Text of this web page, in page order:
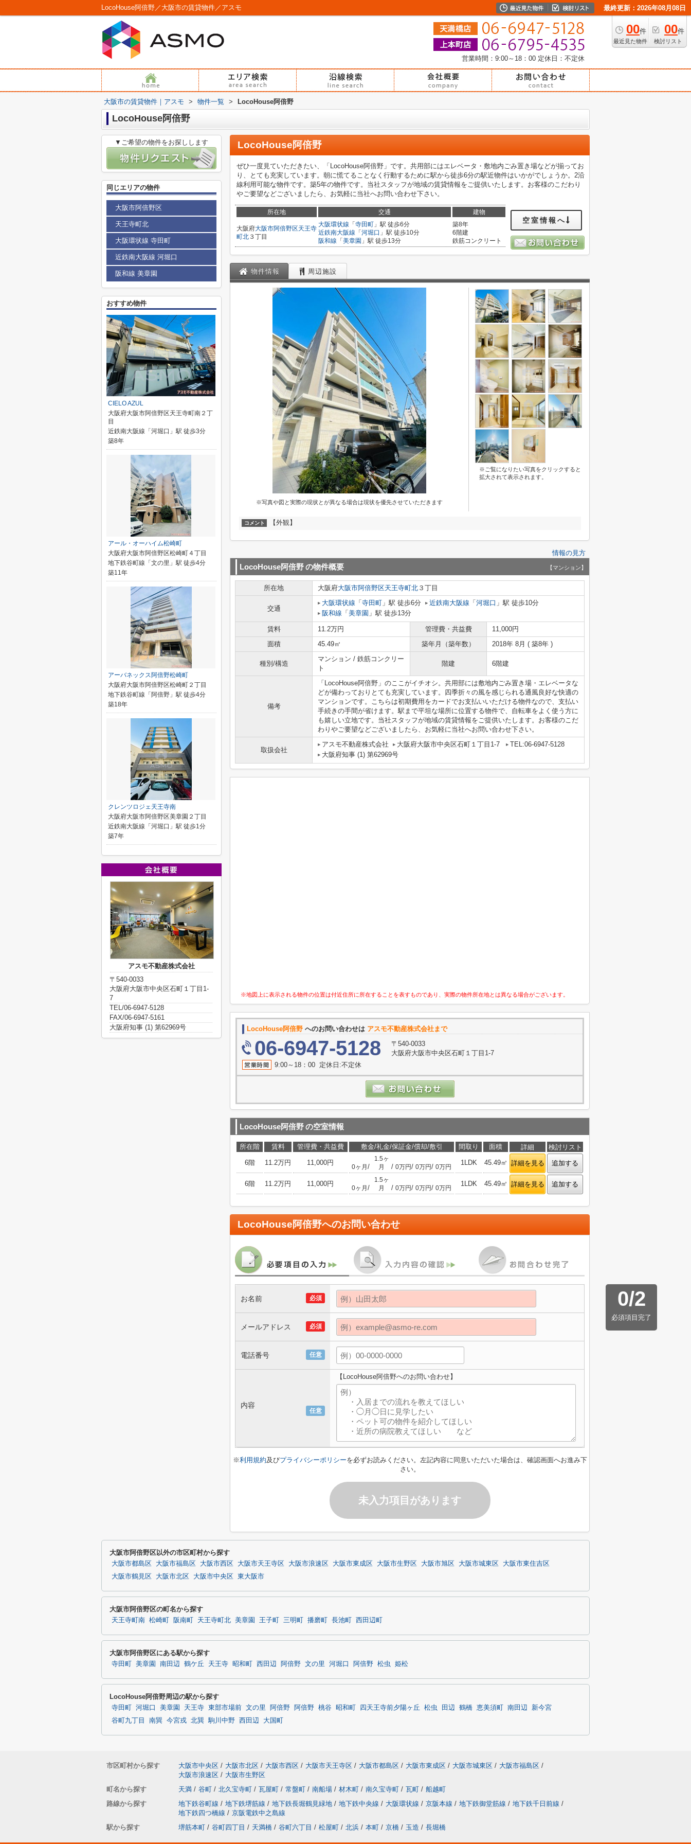
LocoHouse阿倍野／大阪市の賃貸物件／アスモ 最終更新：2026年08月08日
00件
最近見た物件
00件
検討リスト
営業時間：9:00～18：00 定休日：不定休
大阪市の賃貸物件｜アスモ > 物件一覧 > LocoHouse阿倍野
LocoHouse阿倍野
LocoHouse阿倍野
ぜひ一度見ていただきたい、「LocoHouse阿倍野」です。共用部にはエレベータ・敷地内ごみ置き場などが揃ってお
り、とても充実しています。朝に慌てることなく行動するために駅から徒歩6分の駅近物件はいかがでしょうか。2沿
線利用可能な物件です。築5年の物件です。当社スタッフが地域の賃貸情報をご提供いたします。お客様のこだわり
やご要望などございましたら、お気軽に当社へお問い合わせ下さい。
所在地 交通 建物
大阪府大阪市阿倍野区天王寺
町北 ３丁目
大阪環状線 「 寺田町 」駅 徒歩6分
近鉄南大阪線 「 河堀口 」駅 徒歩10分
阪和線 「 美章園 」駅 徒歩13分
築8年
6階建
鉄筋コンクリート
空室情報へ
物件情報 周辺施設
※写真や図と実際の現状とが異なる場合は現状を優先させていただきます
※ご覧になりたい写真をクリックすると
拡大されて表示されます。
コメント 【外観】
情報の見方
LocoHouse阿倍野の物件概要 【マンション】
所在地 大阪府大阪市阿倍野区天王寺町北 ３丁目
交通
大阪環状線 「 寺田町 」駅 徒歩6分 近鉄南大阪線 「 河堀口 」駅 徒歩10分
阪和線 「 美章園 」駅 徒歩13分
賃料 11.2万円 管理費・共益費
11,000円
面積
45.49㎡ 築年月（築年数） 2018年 8月 ( 築8年 )
種別/構造
マンション / 鉄筋コンクリー
ト
階建 6階建
備考
「LocoHouse阿倍野」のここがイチオシ。共用部には敷地内ごみ置き場・エレベータな
どが備わっておりとても充実しています。四季折々の風を感じられる通風良好な快適の
マンションです。こちらは初期費用をカードでお支払いいただける物件なので、支払い
手続きの手間が省けます。駅まで平坦な場所に位置する物件で、自転車をよく使う方に
も嬉しい立地です。当社スタッフが地域の賃貸情報をご提供いたします。お客様のこだ
わりやご要望などございましたら、お気軽に当社へお問い合わせ下さい。
取扱会社
アスモ不動産株式会社 大阪府大阪市中央区石町１丁目1-7
TEL:06-6947-5128
大阪府知事 (1) 第62969号
※地図上に表示される物件の位置は付近住所に所在することを表すものであり、実際の物件所在地とは異なる場合がございます。
LocoHouse阿倍野 へのお問い合わせは アスモ不動産株式会社まで
06-6947-5128
〒540-0033
大阪府大阪市中央区石町１丁目1-7
9:00～18：00 定休日:不定休
LocoHouse阿倍野の空室情報
所在階 賃料 管理費・共益費 敷金/礼金/保証金/償却/敷引 間取り 面積 詳細
検討リスト
6階
11.2万円 11,000円
0ヶ月 /
1.5ヶ
月
/ 0万円/ 0万円/ 0万円
1LDK 45.49㎡ 詳細を見る 追加する
6階 11.2万円 11,000円
0ヶ月 /
1.5ヶ
月
/ 0万円/ 0万円/ 0万円
1LDK 45.49㎡ 詳細を見る 追加する
LocoHouse阿倍野へのお問い合わせ
0/2
必須項目完了
必須
お名前
必須
メールアドレス
任意
電話番号
任意
内容
【LocoHouse阿倍野へのお問い合わせ】
※利用規約及びプライバシーポリシーを必ずお読みください。左記内容に同意いただいた場合は、確認画面へお進み下
さい。
未入力項目があります
▼ご希望の物件をお探しします
同じエリアの物件
大阪市阿倍野区
天王寺町北
大阪環状線 寺田町
近鉄南大阪線 河堀口
阪和線 美章園
おすすめ物件
CIELO AZUL
大阪府大阪市阿倍野区天王寺町南２丁
目
近鉄南大阪線「河堀口」駅 徒歩3分
築8年
アール・オーハイム松崎町
大阪府大阪市阿倍野区松崎町４丁目
地下鉄谷町線「文の里」駅 徒歩4分
築11年
アーバネックス阿倍野松崎町
大阪府大阪市阿倍野区松崎町２丁目
地下鉄谷町線「阿倍野」駅 徒歩4分
築18年
クレンツロジェ天王寺南
大阪府大阪市阿倍野区美章園２丁目
近鉄南大阪線「河堀口」駅 徒歩1分
築7年
アスモ不動産株式会社
〒540-0033
大阪府大阪市中央区石町１丁目1-
7
TEL/06-6947-5128
FAX/06-6947-5161
大阪府知事 (1) 第62969号
大阪市阿倍野区以外の市区町村から探す
大阪市都島区 大阪市福島区 大阪市西区 大阪市天王寺区 大阪市浪速区 大阪市東成区 大阪市生野区 大阪市旭区 大阪市城東区
大阪市東住吉区
大阪市鶴見区
大阪市北区 大阪市中央区 東大阪市
大阪市阿倍野区の町名から探す
天王寺町南 松崎町 阪南町 天王寺町北 美章園 王子町 三明町 播磨町 長池町 西田辺町
大阪市阿倍野区にある駅から探す
寺田町 美章園 南田辺 鶴ケ丘 天王寺 昭和町 西田辺 阿倍野 文の里 河堀口 阿倍野 松虫 姫松
LocoHouse阿倍野周辺の駅から探す
寺田町 河堀口 美章園 天王寺 東部市場前 文の里 阿倍野 阿倍野 桃谷 昭和町 四天王寺前夕陽ヶ丘 松虫 田辺 鶴橋 恵美須町 南田辺
新今宮
谷町九丁目
南巽 今宮戎 北巽 駒川中野 西田辺 大国町
市区町村から探す 大阪市中央区 / 大阪市北区 / 大阪市西区 / 大阪市天王寺区 / 大阪市都島区 / 大阪市東成区 / 大阪市城東区 / 大阪市福島区 /
大阪市浪速区 / 大阪市生野区
町名から探す
天満 / 谷町 / 北久宝寺町 / 瓦屋町 / 常盤町 / 南船場 / 材木町 / 南久宝寺町 / 瓦町 / 船越町
路線から探す
地下鉄谷町線 / 地下鉄堺筋線 / 地下鉄長堀鶴見緑地 / 地下鉄中央線 / 大阪環状線 / 京阪本線 / 地下鉄御堂筋線 / 地下鉄千日前線 /
地下鉄四つ橋線 / 京阪電鉄中之島線
駅から探す
堺筋本町 / 谷町四丁目 / 天満橋 / 谷町六丁目 / 松屋町 / 北浜 / 本町 / 京橋 / 玉造 / 長堀橋